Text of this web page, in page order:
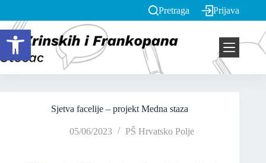
Open toolbar
Pretraga Prijava
Sjetva facelije – projekt Medna staza
05/06/2023 PŠ Hrvatsko Polje